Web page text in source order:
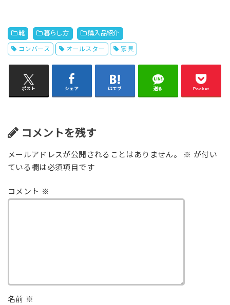
靴 暮らし方 購入品紹介
コンバース オールスター 家具
ポスト シェア はてブ 送る Pocket
コメントを残す
メールアドレスが公開されることはありません。 ※ が付い
ている欄は必須項目です
コメント ※
名前 ※